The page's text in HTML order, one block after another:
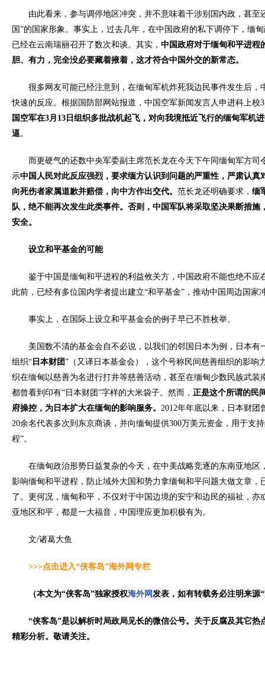
由此看来，参与调停地区冲突，并不意味着干涉别国内政，甚至
国”的国家形象。事实上，过去几年，在中国政府的私下调停下，缅
已经在云南瑞丽召开了数次和谈。其实， 中国政府对于缅甸和平进程
胆、有力，完全没必要藏着掖着，这才符合中国外交的新常态。
很多网友可能已经注意到，在缅甸军机炸死我边民事件发生后，
快速的反应。根据国防部网站报道，中国空军新闻发言人申进科上校
国空军在3月 13 日组织多批战机起飞，对向我境抵近飞行的缅甸军机
逼。
而更硬气的还数中央军委副主席范长龙在今天下午同缅甸军方司
示中国人民对此反应强烈，要求缅方认识到问题的严重性，严肃认真
向死伤者家属道歉并赔偿，向中方作出交代。 范长龙还明确要求， 缅
队，绝不能再次发生此类事件。否则，中国军队将采取坚决果断措施
安全。
设立和平基金的可能
鉴于中国是缅甸和平进程的利益攸关方，中国政府不能也绝不应
此前，已经有多位国内学者提出建立“和平基金”，推动中国周边国家
事实上，在国际上设立和平基金会的例子早已不胜枚举。
美国数不清的基金会自不必说，以我们的邻国日本为例，日本有
组织“ 日本财团”（又译日本基金会），这个号称民间慈善组织的影响
织在缅甸以慈善为名进行打井等慈善活动，甚至在缅甸少数民族武装
都曾看到印有“日本财团”字样的大米袋子。然而， 正是这个所谓的民
府操控，为日本扩大在缅甸的影响服务。 2012年年底以来，日本财团
20余名代表多次到东京商谈，并向缅甸提供300万美元资金，用于支
程”。
在缅甸政治形势日益复杂的今天，在中美战略竞逐的东南亚地区
影响缅甸和平进程，防止域外大国和势力拿缅甸和平问题大做文章，
了。更何况，缅甸和平，不仅对于中国边境的安宁和边民的福祉，亦
亚地区和平，都是一大福音，中国理应更加积极有为。
文/诸葛大鱼
>>>点击进入“侠客岛”海外网专栏
（本文为“侠客岛”独家授权海外网发表，如有转载务必注明来源
“侠客岛”是以解析时局政局见长的微信公号。关于反腐及其它热
精彩分析。敬请关注。